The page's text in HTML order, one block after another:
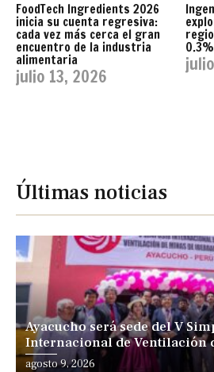
FoodTech Ingredients 2026
inicia su cuenta regresiva:
cada vez más cerca el gran
encuentro de la industria
alimentaria
julio 13, 2026
Últimas noticias
Ayacucho será sede del V
Internacional de Ventilación
Iberoamérica
agosto 9, 2026